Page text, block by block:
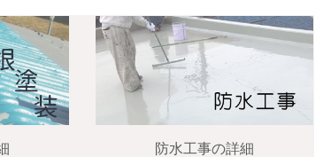
防水工事の詳細